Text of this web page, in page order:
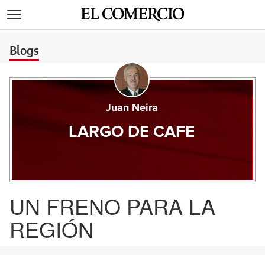
Blogs
Juan Neira
LARGO DE CAFE
UN FRENO PARA LA
REGIÓN